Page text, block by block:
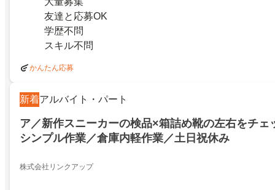
友達と応募OK
学歴不問
スキル不問
かんたん応募
新着アルバイト・パート
ア／新作スニーカーの検品×箱詰め靴の左右をチェ
シンプル作業／倉庫内軽作業／土日祝休み
株式会社リンクアップ